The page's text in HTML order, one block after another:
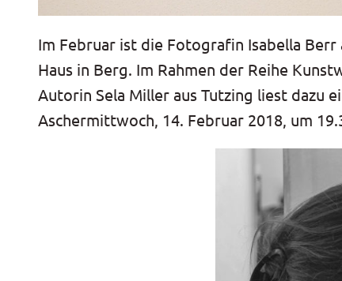
Im Februar ist die Fotografin Isabella Berr
Haus in Berg. Im Rahmen der Reihe
Autorin Sela Miller aus Tutzing liest dazu
Aschermittwoch, 14. Februar 2018, um